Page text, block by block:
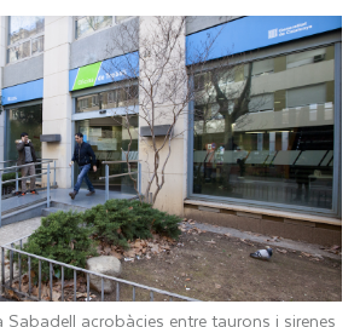
Sabadell acrobàcies entre taurons i sirenes